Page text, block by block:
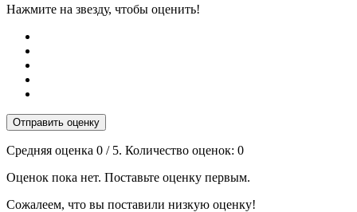
Нажмите на звезду, чтобы оценить!
Отправить оценку
Средняя оценка 0 / 5. Количество оценок: 0
Оценок пока нет. Поставьте оценку первым.
Сожалеем, что вы поставили низкую оценку!